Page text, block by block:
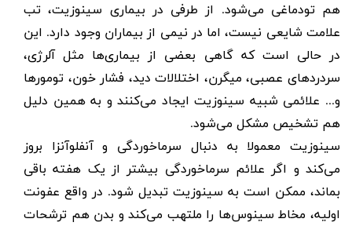
هم تودماغی می‌شود. از طرفی در بیماری سینوزیت، تب
علامت شایعی نیست، اما در نیمی از بیماران وجود دارد. این
در حالی است که گاهی بعضی از بیماری‌ها مثل آلرژی،
سردردهای عصبی، میگرن، اختلالات دید، فشار خون، تومورها
و... علائمی شبیه سینوزیت ایجاد می‌کنند و به همین دلیل
هم تشخیص مشکل می‌شود.
سینوزیت معمولا به دنبال سرماخوردگی و آنفلوآنزا بروز
می‌کند و اگر علائم سرماخوردگی بیشتر از یک هفته باقی
بماند، ممکن است به سینوزیت تبدیل شود. در واقع عفونت
اولیه، مخاط سینوس‌ها را ملتهب می‌کند و بدن هم ترشحات